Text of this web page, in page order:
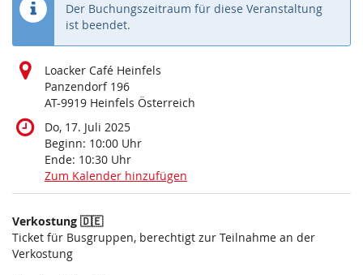
Der Buchungszeitraum für diese Veranstaltung
ist beendet.
Loacker Café Heinfels
Panzendorf 196
AT-9919 Heinfels Österreich
Do, 17. Juli 2025
Beginn: 10:00 Uhr
Ende: 10:30 Uhr
Zum Kalender hinzufügen
Produkte
Unkategorisierte
Produkte
Verkostung 🇩🇪
Ticket für Busgruppen, berechtigt zur Teilnahme an der
Verkostung